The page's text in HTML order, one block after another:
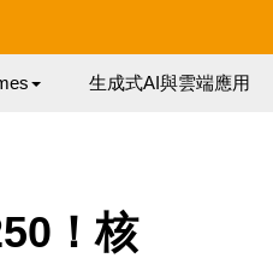
生成式AI與雲端應用
！核